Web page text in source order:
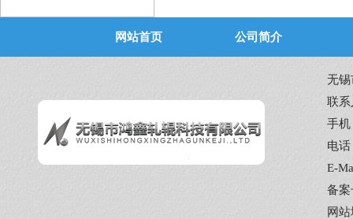
网站首页 公司简介
无锡
联系
手机
电话
E-
备案
网